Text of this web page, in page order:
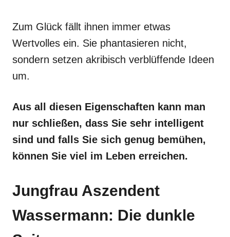
Zum Glück fällt ihnen immer etwas
Wertvolles ein. Sie phantasieren nicht,
sondern setzen akribisch verblüffende Ideen
um.
Aus all diesen Eigenschaften kann man
nur schließen, dass Sie sehr intelligent
sind und falls Sie sich genug bemühen,
können Sie viel im Leben erreichen.
Jungfrau Aszendent
Wassermann: Die dunkle